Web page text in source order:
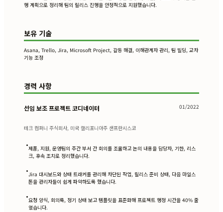
행 계획으로 정리해 팀의 릴리스 진행을 안정적으로 지원했습니다.
보유 기술
Asana, Trello, Jira, Microsoft Project, 갈등 해결, 이해관계자 관리, 팀 빌딩, 교차
기능 조정
경력 사항
선임 보조 프로젝트 코디네이터 01/2022
테크 컴퍼니 주식회사, 미국 캘리포니아주 샌프란시스코
•제품, 지원, 운영팀의 주간 부서 간 회의를 조율하고 논의 내용을 담당자, 기한, 리스
크, 후속 조치로 정리했습니다.
•Jira 대시보드와 상태 트래커를 관리해 차단된 작업, 릴리스 준비 상태, 다음 마일스
톤을 관리자들이 쉽게 파악하도록 했습니다.
•요청 양식, 회의록, 정기 상태 보고 템플릿을 표준화해 프로젝트 행정 시간을 40% 줄
였습니다.